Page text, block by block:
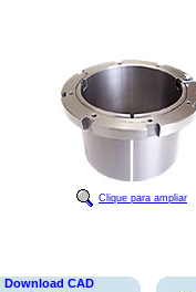
Clique para ampliar
Download CAD